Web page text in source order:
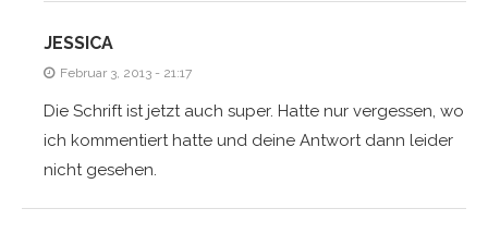
JESSICA
Februar 3, 2013 - 21:17
Die Schrift ist jetzt auch super. Hatte nur vergessen, wo
ich kommentiert hatte und deine Antwort dann leider
nicht gesehen.